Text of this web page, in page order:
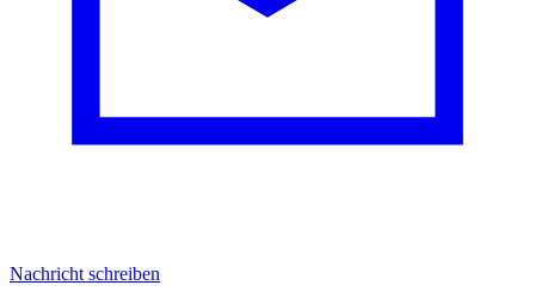
Nachricht schreiben